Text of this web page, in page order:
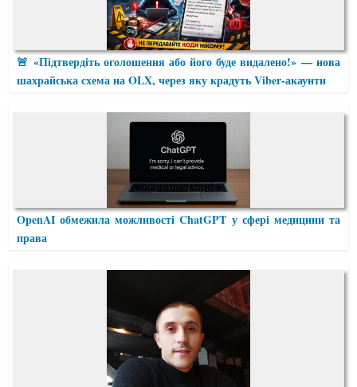
🚨 «Підтвердіть оголошення або його буде видалено!» — нова
шахрайська схема на OLX, через яку крадуть Viber-акаунти
OpenAI обмежила можливості ChatGPT у сфері медицини та
права